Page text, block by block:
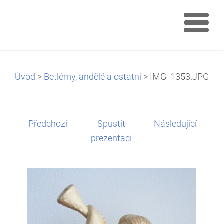
Úvod > Betlémy, andělé a ostatní > IMG_1353.JPG
Předchozí
Spustit
prezentaci
Následující